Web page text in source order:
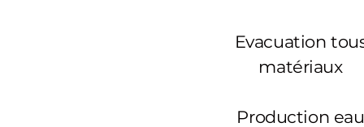
Evacuation
matériaux
Production eau